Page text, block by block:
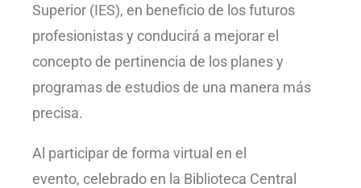
Superior (IES), en beneficio de los futuros
profesionistas y conducirá a mejorar el
concepto de pertinencia de los planes y
programas de estudios de una manera más
precisa.
Al participar de forma virtual en el
evento, celebrado en la Biblioteca Central